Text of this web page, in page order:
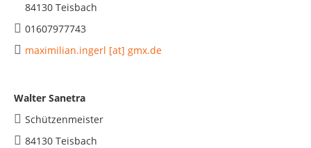
84130 Teisbach
01607977743
maximilian.ingerl [at] gmx.de
Walter Sanetra
Schützenmeister
84130 Teisbach